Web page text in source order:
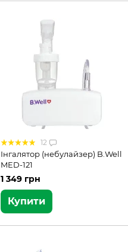
12
Інгалятор (небулайзер) B.Well
MED-121
1 349 грн
Купити